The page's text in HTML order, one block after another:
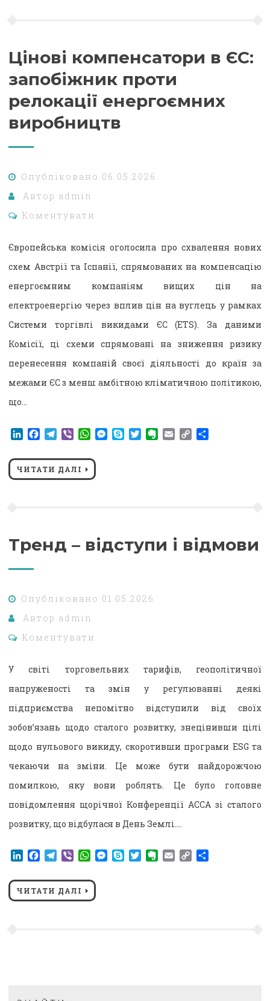
Цінові компенсатори в ЄС:
запобіжник проти
релокації енергоємних
виробництв
Опубліковано 06.05.2026
Автор admin
Коментувати
Європейська комісія оголосила про схвалення нових
схем Австрії та Іспанії, спрямованих на компенсацію
енергоємним компаніям вищих цін на
електроенергію через вплив цін на вуглець у рамках
Системи торгівлі викидами ЄС (ETS). За даними
Комісії, ці схеми спрямовані на зниження ризику
перенесення компаній своєї діяльності до країн за
межами ЄС з менш амбітною кліматичною політикою,
що…
LinkedIn
Facebook
Telegram
ViberWhatsApp
Messenger
SkypeTwitterEvernote
EmailCopy
ЧИТАТИ ДАЛІ
Тренд – відступи і відмови
Опубліковано 01.05.2026
Автор admin
Коментувати
У світі торговельних тарифів, геополітичної
напруженості та змін у регулюванні деякі
підприємства непомітно відступили від своїх
зобов’язань щодо сталого розвитку, знецінивши цілі
щодо нульового викиду, скоротивши програми ESG та
чекаючи на зміни. Це може бути найдорожчою
помилкою, яку вони роблять. Це було головне
повідомлення щорічної Конференції ACCA зі сталого
розвитку, що відбулася в День Землі….
LinkedIn
Facebook
Telegram
ViberWhatsApp
Messenger
SkypeTwitterEvernote
EmailCopy
ЧИТАТИ ДАЛІ